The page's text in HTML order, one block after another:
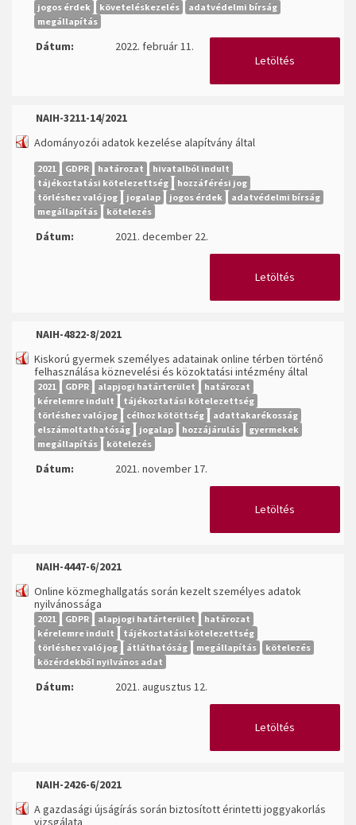
jogos érdek
követeléskezelés
adatvédelmi bírság
megállapítás
Dátum:
2022. február 11.
Letöltés
NAIH-3211-14/2021
Adományozói adatok kezelése alapítvány által
2021 GDPR határozat
hivatalból indult
tájékoztatási kötelezettség
hozzáférési jog
törléshez való jog
jogalap jogos érdek
adatvédelmi bírság
megállapítás
kötelezés
Dátum: 2021. december 22.
Letöltés
NAIH-4822-8/2021
Kiskorú gyermek személyes adatainak online térben történő
felhasználása köznevelési és közoktatási intézmény által
2021 GDPR alapjogi határterület
határozat
kérelemre indult
tájékoztatási kötelezettség
törléshez való jog
célhoz kötöttség
adattakarékosság
elszámoltathatóság
jogalap hozzájárulás
gyermekek
megállapítás
kötelezés
Dátum: 2021. november 17.
Letöltés
NAIH-4447-6/2021
Online közmeghallgatás során kezelt személyes adatok
nyilvánossága
2021 GDPR alapjogi határterület
határozat
kérelemre indult
tájékoztatási kötelezettség
törléshez való jog
átláthatóság megállapítás
kötelezés
közérdekből nyilvános adat
Dátum: 2021. augusztus 12.
Letöltés
NAIH-2426-6/2021
A gazdasági újságírás során biztosított érintetti joggyakorlás
vizsgálata